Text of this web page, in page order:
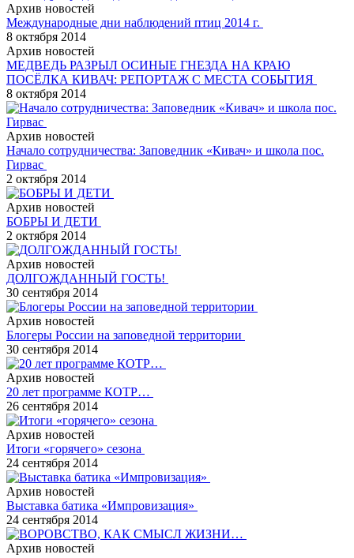
Архив новостей
Международные дни наблюдений птиц 2014 г.
8 октября 2014
Архив новостей
МЕДВЕДЬ РАЗРЫЛ ОСИНЫЕ ГНЕЗДА НА КРАЮ
ПОСЁЛКА КИВАЧ: РЕПОРТАЖ С МЕСТА СОБЫТИЯ
8 октября 2014
Архив новостей
Начало сотрудничества: Заповедник «Кивач» и школа пос.
Гирвас
2 октября 2014
Архив новостей
БОБРЫ И ДЕТИ
2 октября 2014
Архив новостей
ДОЛГОЖДАННЫЙ ГОСТЬ!
30 сентября 2014
Архив новостей
Блогеры России на заповедной территории
30 сентября 2014
Архив новостей
20 лет программе КОТР…
26 сентября 2014
Архив новостей
Итоги «горячего» сезона
24 сентября 2014
Архив новостей
Выставка батика «Импровизация»
24 сентября 2014
Архив новостей